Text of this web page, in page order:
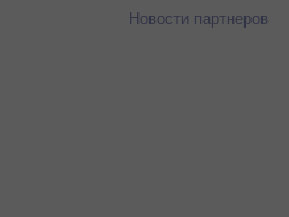
Новости партнеров